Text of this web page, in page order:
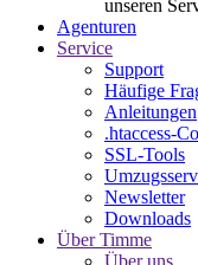
unseren
Agenturen
Service
Support
Häufige
Anleitungen
.htaccess-
SSL-Tools
Newsletter
Downloads
Über Timme
Über uns